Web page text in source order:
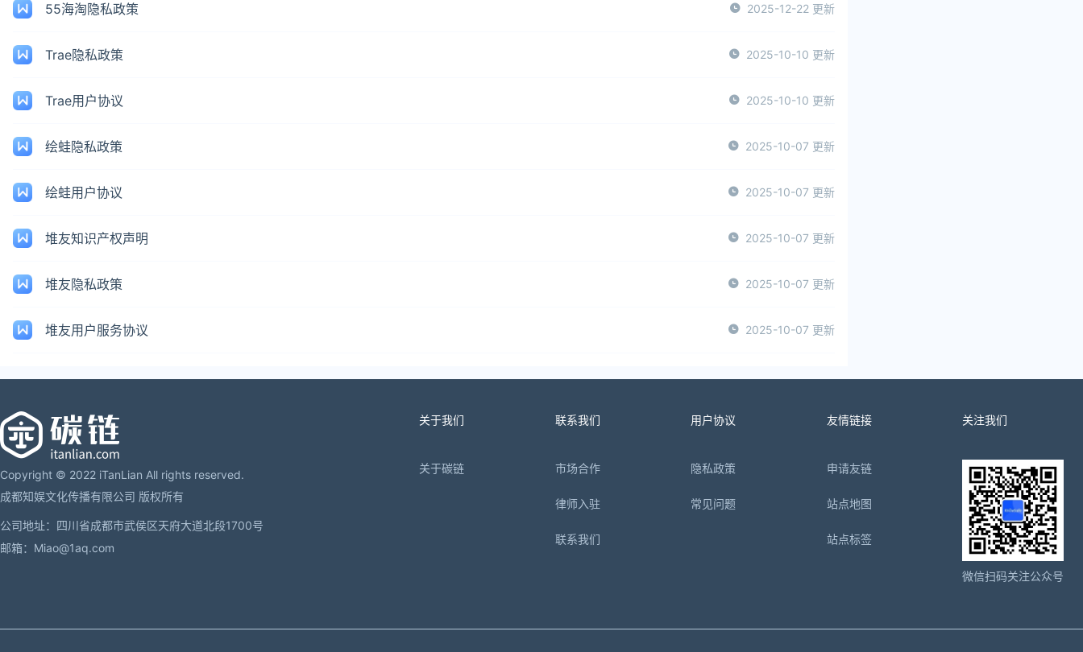
55海淘隐私政策 2025-12-22 更新
Trae隐私政策 2025-10-10 更新
Trae用户协议 2025-10-10 更新
绘蛙隐私政策 2025-10-07 更新
绘蛙用户协议 2025-10-07 更新
堆友知识产权声明 2025-10-07 更新
堆友隐私政策 2025-10-07 更新
堆友用户服务协议 2025-10-07 更新
Copyright © 2022 iTanLian All rights reserved.
成都知娱文化传播有限公司 版权所有
公司地址：四川省成都市武侯区天府大道北段1700号
邮箱：Miao@1aq.com
关于我们
关于碳链
联系我们
市场合作
律师入驻
联系我们
用户协议
隐私政策
常见问题
友情链接
申请友链
站点地图
站点标签
关注我们
微信扫码关注公众号